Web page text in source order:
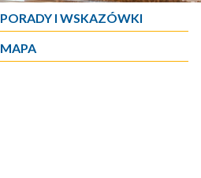
PORADY I WSKAZÓWKI
MAPA